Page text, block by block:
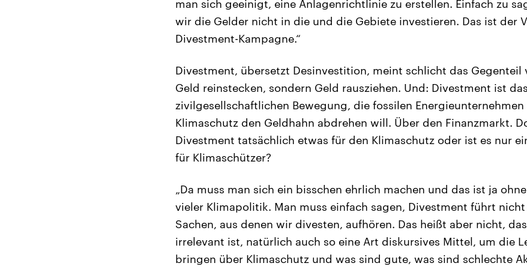
man sich geeinigt, eine Anlagenrichtlinie zu erstellen. Einfach zu
wir die Gelder nicht in die und die Gebiete investieren. Das ist der
Divestment-Kampagne.“
Divestment, übersetzt Desinvestition, meint schlicht das Gegenteil
Geld reinstecken, sondern Geld rausziehen. Und: Divestment ist
zivilgesellschaftlichen Bewegung, die fossilen
Klimaschutz den Geldhahn abdrehen will. Über den Finanzmarkt.
Divestment tatsächlich etwas für den Klimaschutz oder ist es nur
für Klimaschützer?
„Da muss man sich ein bisschen ehrlich machen und das ist ja
vieler Klimapolitik. Man muss einfach sagen, Divestment führt
Sachen, aus denen wir divesten, aufhören. Das heißt aber nicht,
irrelevant ist, natürlich auch so eine Art diskursives Mittel, um die
bringen über Klimaschutz und was sind gute, was sind schlechte